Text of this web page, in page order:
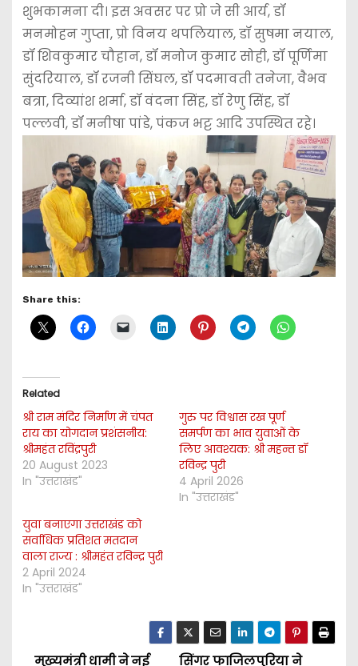
शुभकामना दी। इस अवसर पर प्रो जे सी आर्य, डॉ
मनमोहन गुप्ता, प्रो विनय थपलियाल, डॉ सुषमा नयाल,
डॉ शिवकुमार चौहान, डॉ मनोज कुमार सोही, डॉ पूर्णिमा
सुंदरियाल, डॉ रजनी सिंघल, डॉ पदमावती तनेजा, वैभव
बत्रा, दिव्यांश शर्मा, डॉ वंदना सिंह, डॉ रेणु सिंह, डॉ
पल्लवी, डॉ मनीषा पांडे, पंकज भट्ट आदि उपस्थित रहे।
Share this:
Related
श्री राम मंदिर निर्माण में चंपत
राय का योगदान प्रशंसनीय:
श्रीमहंत रविंद्रपुरी
20 August 2023
In "उत्तराखंड"
गुरु पर विश्वास रख पूर्ण
समर्पण का भाव युवाओं के
लिए आवश्यक: श्री महन्त डॉ
रविन्द्र पुरी
4 April 2026
In "उत्तराखंड"
युवा बनाएगा उत्तराखंड को
सर्वाधिक प्रतिशत मतदान
वाला राज्य : श्रीमहंत रविन्द्र पुरी
2 April 2024
In "उत्तराखंड"
सिंगर फाजिलपुरिया ने
मुख्यमंत्री धामी ने नई